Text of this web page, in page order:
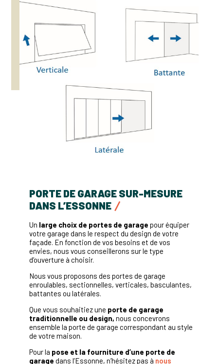
PORTE DE GARAGE SUR-MESURE
DANS L’ESSONNE
Un large choix de portes de garage pour équiper
votre garage dans le respect du design de votre
façade. En fonction de vos besoins et de vos
envies, nous vous conseillerons sur le type
d’ouverture à choisir.
Nous vous proposons des portes de garage
enroulables, sectionnelles, verticales, basculantes,
battantes ou latérales.
Que vous souhaitiez une porte de garage
traditionnelle ou design, nous concevrons
ensemble la porte de garage correspondant au style
de votre maison.
Pour la pose et la fourniture d’une porte de
garage dans l’Essonne, n’hésitez pas à nous